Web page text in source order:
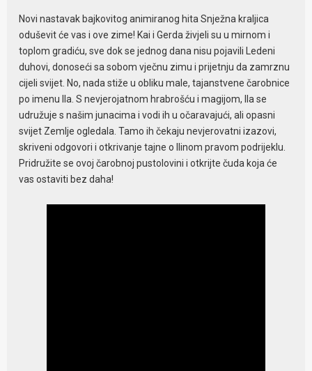
Novi nastavak bajkovitog animiranog hita Snježna kraljica
oduševit će vas i ove zime! Kai i Gerda živjeli su u mirnom i
toplom gradiću, sve dok se jednog dana nisu pojavili Ledeni
duhovi, donoseći sa sobom vječnu zimu i prijetnju da zamrznu
cijeli svijet. No, nada stiže u obliku male, tajanstvene čarobnice
po imenu Ila. S nevjerojatnom hrabrošću i magijom, Ila se
udružuje s našim junacima i vodi ih u očaravajući, ali opasni
svijet Zemlje ogledala. Tamo ih čekaju nevjerovatni izazovi,
skriveni odgovori i otkrivanje tajne o Ilinom pravom podrijeklu.
Pridružite se ovoj čarobnoj pustolovini i otkrijte čuda koja će
vas ostaviti bez daha!